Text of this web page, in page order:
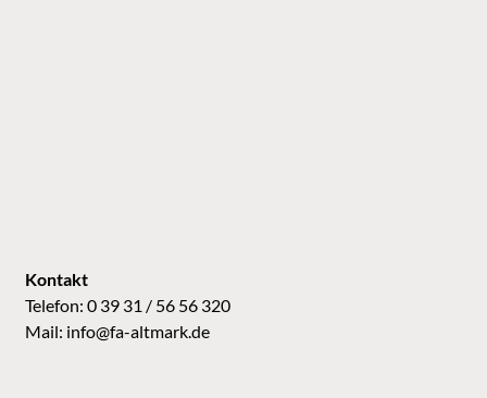
Kontakt
Telefon: 0 39 31 / 56 56 320
Mail: info@fa-altmark.de